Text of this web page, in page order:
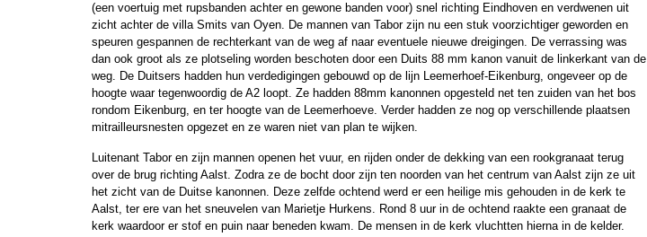
(een voertuig met rupsbanden achter en gewone banden voor) snel richting Eindhoven en verdwenen uit
zicht achter de villa Smits van Oyen. De mannen van Tabor zijn nu een stuk voorzichtiger geworden en
speuren gespannen de rechterkant van de weg af naar eventuele nieuwe dreigingen. De verrassing was
dan ook groot als ze plotseling worden beschoten door een Duits 88 mm kanon vanuit de linkerkant van de
weg. De Duitsers hadden hun verdedigingen gebouwd op de lijn Leemerhoef-Eikenburg, ongeveer op de
hoogte waar tegenwoordig de A2 loopt. Ze hadden 88mm kanonnen opgesteld net ten zuiden van het bos
rondom Eikenburg, en ter hoogte van de Leemerhoeve. Verder hadden ze nog op verschillende plaatsen
mitrailleursnesten opgezet en ze waren niet van plan te wijken.
Luitenant Tabor en zijn mannen openen het vuur, en rijden onder de dekking van een rookgranaat terug
over de brug richting Aalst. Zodra ze de bocht door zijn ten noorden van het centrum van Aalst zijn ze uit
het zicht van de Duitse kanonnen. Deze zelfde ochtend werd er een heilige mis gehouden in de kerk te
Aalst, ter ere van het sneuvelen van Marietje Hurkens. Rond 8 uur in de ochtend raakte een granaat de
kerk waardoor er stof en puin naar beneden kwam. De mensen in de kerk vluchtten hierna in de kelder.